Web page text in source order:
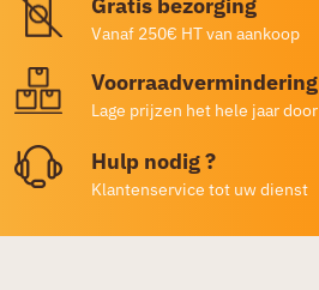
Vanaf 250€ HT van aankoop
Voorraadvermindering
Lage prijzen het hele jaar door
Hulp nodig ?
Klantenservice tot uw dienst